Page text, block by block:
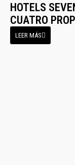
HOTELS
CUATRO
LEER MÁS